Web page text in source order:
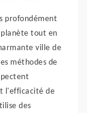
profondément
tout en
ville de
méthodes de
l'efficacité de
des